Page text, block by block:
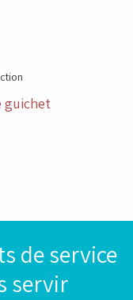
guichet
de service
servir